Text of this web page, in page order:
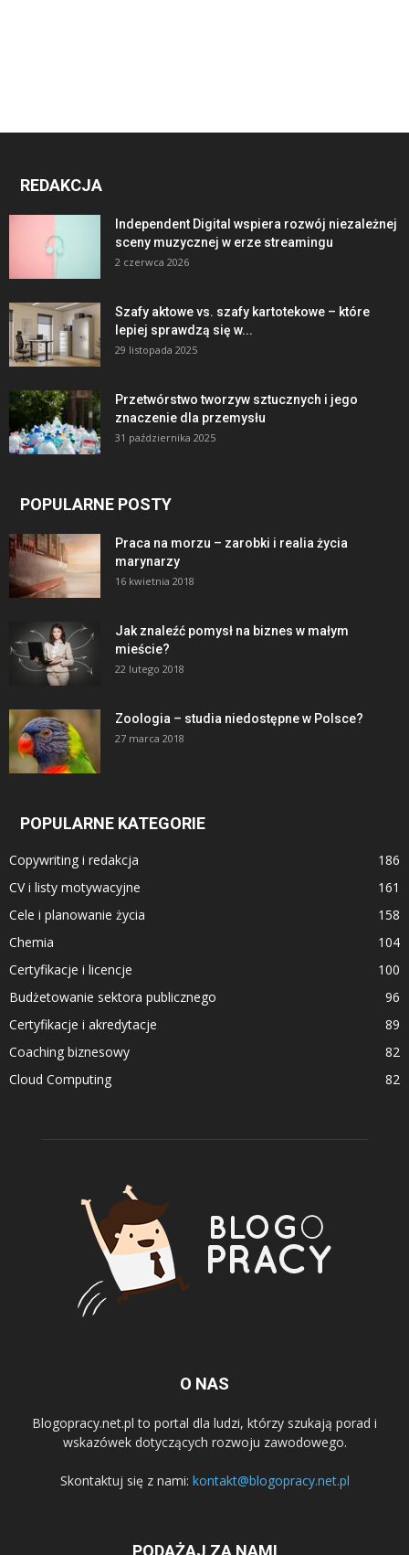
REDAKCJA
Independent Digital wspiera rozwój niezależnej
sceny muzycznej w erze streamingu
2 czerwca 2026
Szafy aktowe vs. szafy kartotekowe – które
lepiej sprawdzą się w...
29 listopada 2025
Przetwórstwo tworzyw sztucznych i jego
znaczenie dla przemysłu
31 października 2025
POPULARNE POSTY
Praca na morzu – zarobki i realia życia
marynarzy
16 kwietnia 2018
Jak znaleźć pomysł na biznes w małym
mieście?
22 lutego 2018
Zoologia – studia niedostępne w Polsce?
27 marca 2018
POPULARNE KATEGORIE
Copywriting i redakcja
186
CV i listy motywacyjne
161
Cele i planowanie życia
158
Chemia
104
Certyfikacje i licencje
100
Budżetowanie sektora publicznego
96
Certyfikacje i akredytacje
89
Coaching biznesowy
82
Cloud Computing
82
O NAS
Blogopracy.net.pl to portal dla ludzi, którzy szukają porad i
wskazówek dotyczących rozwoju zawodowego.
Skontaktuj się z nami: kontakt@blogopracy.net.pl
PODĄŻAJ ZA NAMI